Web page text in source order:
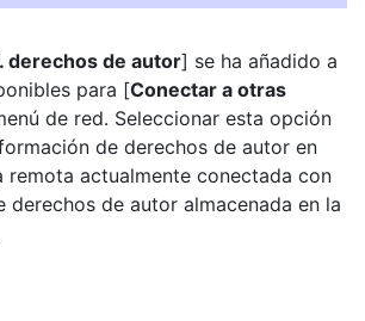
derechos de autor] se ha añadido a
para [Conectar a otras
de red. Seleccionar esta opción
de derechos de autor en
remota actualmente conectada con
derechos de autor almacenada en la